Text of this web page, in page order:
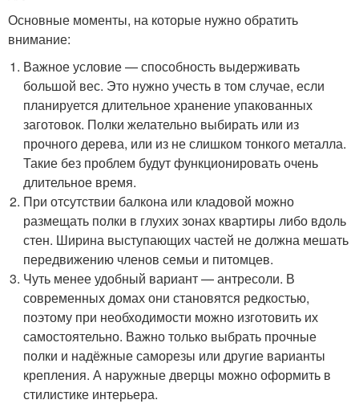
Основные моменты, на которые нужно обратить
внимание:
Важное условие — способность выдерживать
большой вес. Это нужно учесть в том случае, если
планируется длительное хранение упакованных
заготовок. Полки желательно выбирать или из
прочного дерева, или из не слишком тонкого металла.
Такие без проблем будут функционировать очень
длительное время.
При отсутствии балкона или кладовой можно
размещать полки в глухих зонах квартиры либо вдоль
стен. Ширина выступающих частей не должна мешать
передвижению членов семьи и питомцев.
Чуть менее удобный вариант — антресоли. В
современных домах они становятся редкостью,
поэтому при необходимости можно изготовить их
самостоятельно. Важно только выбрать прочные
полки и надёжные саморезы или другие варианты
крепления. А наружные дверцы можно оформить в
стилистике интерьера.